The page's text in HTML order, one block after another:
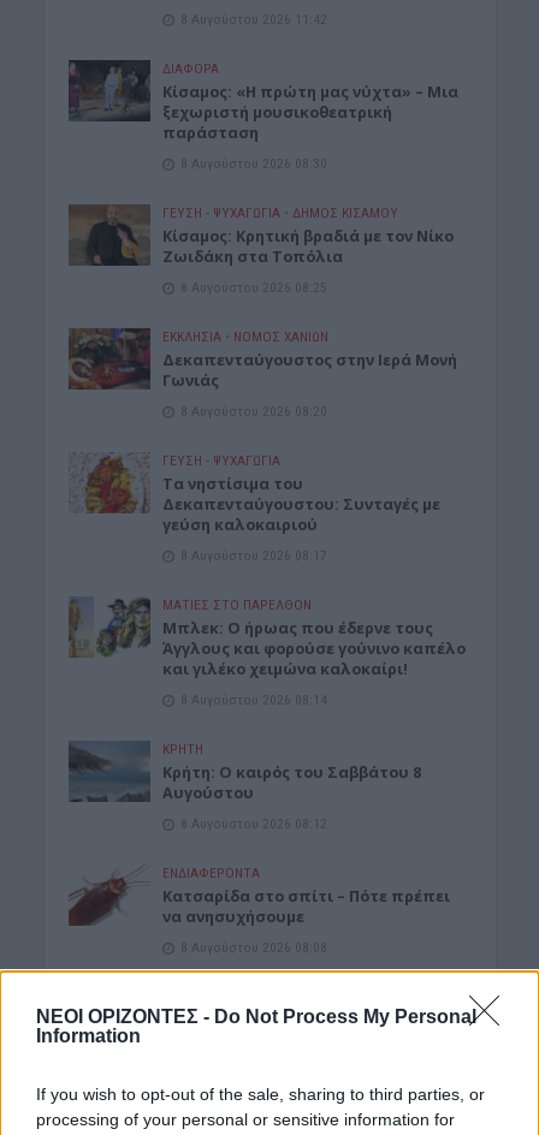
ΝΕΟΙ ΟΡΙΖΟΝΤΕΣ - Do Not Process My Personal
Information
If you wish to opt-out of the sale, sharing to third parties, or
processing of your personal or sensitive information for
8 Αυγούστου 2026 11:42
ΔΙΆΦΟΡΑ
Κίσαμος: «Η πρώτη μας νύχτα» – Μια
ξεχωριστή μουσικοθεατρική
παράσταση
8 Αυγούστου 2026 08:30
ΓΕΎΣΗ - ΨΥΧΑΓΩΓΊΑ • ΔΉΜΟΣ ΚΙΣΆΜΟΥ
Kίσαμος: Κρητική βραδιά με τον Νίκο
Ζωιδάκη στα Τοπόλια
8 Αυγούστου 2026 08:25
ΕΚΚΛΗΣΙΑ • ΝΟΜΌΣ ΧΑΝΊΩΝ
Δεκαπενταύγουστος στην Ιερά Μονή
Γωνιάς
8 Αυγούστου 2026 08:20
ΓΕΎΣΗ - ΨΥΧΑΓΩΓΊΑ
Τα νηστίσιμα του
Δεκαπενταύγουστου: Συνταγές με
γεύση καλοκαιριού
8 Αυγούστου 2026 08:17
ΜΑΤΙΕΣ ΣΤΟ ΠΑΡΕΛΘΟΝ
Μπλεκ: O ήρωας που έδερνε τους
Άγγλους και φορούσε γούνινο καπέλο
και γιλέκο χειμώνα καλοκαίρι!
8 Αυγούστου 2026 08:14
ΚΡΗΤΗ
Κρήτη: O καιρός του Σαββάτου 8
Αυγούστου
8 Αυγούστου 2026 08:12
ΕΝΔΙΑΦΕΡΟΝΤΑ
Κατσαρίδα στο σπίτι – Πότε πρέπει
να ανησυχήσουμε
8 Αυγούστου 2026 08:08
Δημοφιλή αυτή την εβδομάδα